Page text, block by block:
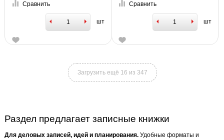
Сравнить
шт
Сравнить
шт
Загрузить ещё 16 из 347
Раздел предлагает записные книжки
Для деловых записей, идей и планирования. Удобные форматы и